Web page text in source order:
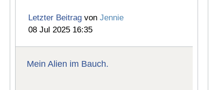
Letzter Beitrag vonJennie
08 Jul 2025 16:35
Mein Alien im Bauch.